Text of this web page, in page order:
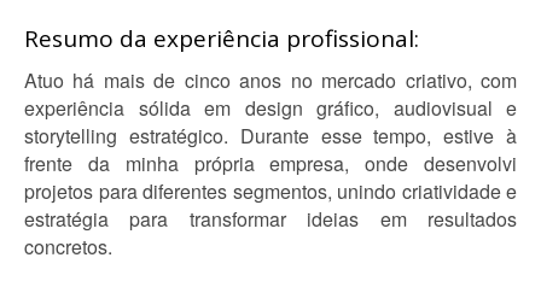
Resumo da experiência profissional:
Atuo há mais de cinco anos no mercado criativo, com
experiência sólida em design gráfico, audiovisual e
storytelling estratégico. Durante esse tempo, estive à
frente da minha própria empresa, onde desenvolvi
projetos para diferentes segmentos, unindo criatividade e
estratégia para transformar ideias em resultados
concretos.